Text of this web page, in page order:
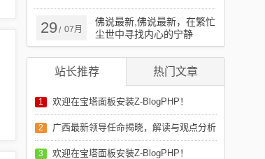
量
29/ 07月
佛说最新,佛说最新，在繁忙
尘世中寻找内心的宁静
站长推荐 热门文章
1 欢迎在宝塔面板安装Z-BlogPHP！
2 广西最新领导任命揭晓，解读与观点分析
3 欢迎在宝塔面板安装Z-BlogPHP！